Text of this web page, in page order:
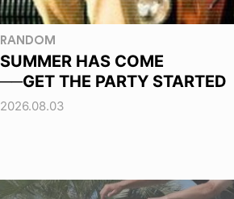
RANDOM
SUMMER HAS COME
──GET THE PARTY STARTED
2026.08.03